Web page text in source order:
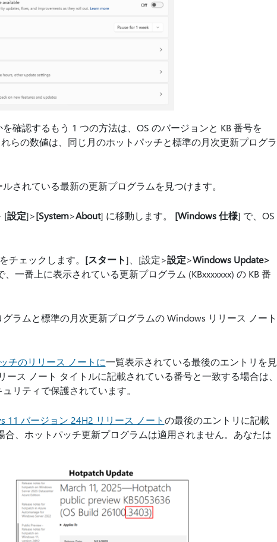
確認するもう 1 つの方法は、OS のバージョンと KB 番号を
らの数値は、同じ月のホットパッチと標準の月次更新プログラ
されている最新の更新プログラムを見つけます。
[設定]>[System>About] に移動します。 [Windows 仕様] で、OS
チェックします。 [スタート]、[設定>設定>Windows Update>
、一番上に表示されている更新プログラム (KBxxxxxxx) の KB 番
ラムと標準の月次更新プログラムの Windows リリース ノート
チのリリース ノートに一覧表示されている最後のエントリを見
ース ノート タイトルに記載されている番号と一致する場合は、
リティで保護されています。
11 バージョン 24H2 リリース ノートの最後のエントリに記載
、ホットパッチ更新プログラムは適用されません。あなたは